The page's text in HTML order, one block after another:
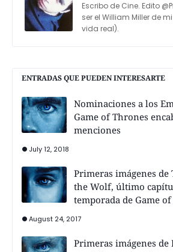
Escribo de Cine. Edito
ser el William Miller de
vida real).
ENTRADAS QUE PUEDEN INTERESARTE
Nominaciones a los
Game of Thrones
menciones
July 12, 2018
Primeras imágenes de
the Wolf, último
temporada de Game
August 24, 2017
Primeras imágenes de